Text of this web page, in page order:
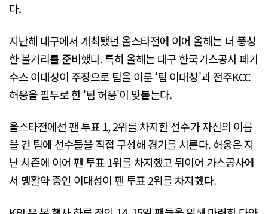
다.
지난해 대구에서 개최됐던 올스타전에 이어 올해는 더 풍성
한 볼거리를 준비했다. 특히 올해는 대구 한국가스공사 페가
수스 이대성이 주장으로 팀을 이룬 '팀 이대성'과 전주KCC
허웅을 필두로 한 '팀 허웅'이 맞붙는다.
올스타전에선 팬 투표 1, 2위를 차지한 선수가 자신의 이름
을 건 팀에 선수들을 직접 구성해 경기를 치른다. 허웅은 지
난 시즌에 이어 팬 투표 1위를 차지했고 뒤이어 가스공사에
서 맹활약 중인 이대성이 팬 투표 2위를 차지했다.